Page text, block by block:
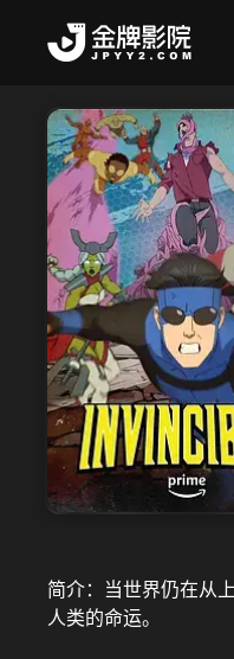
简介：
当世界仍在从
人类的命运。